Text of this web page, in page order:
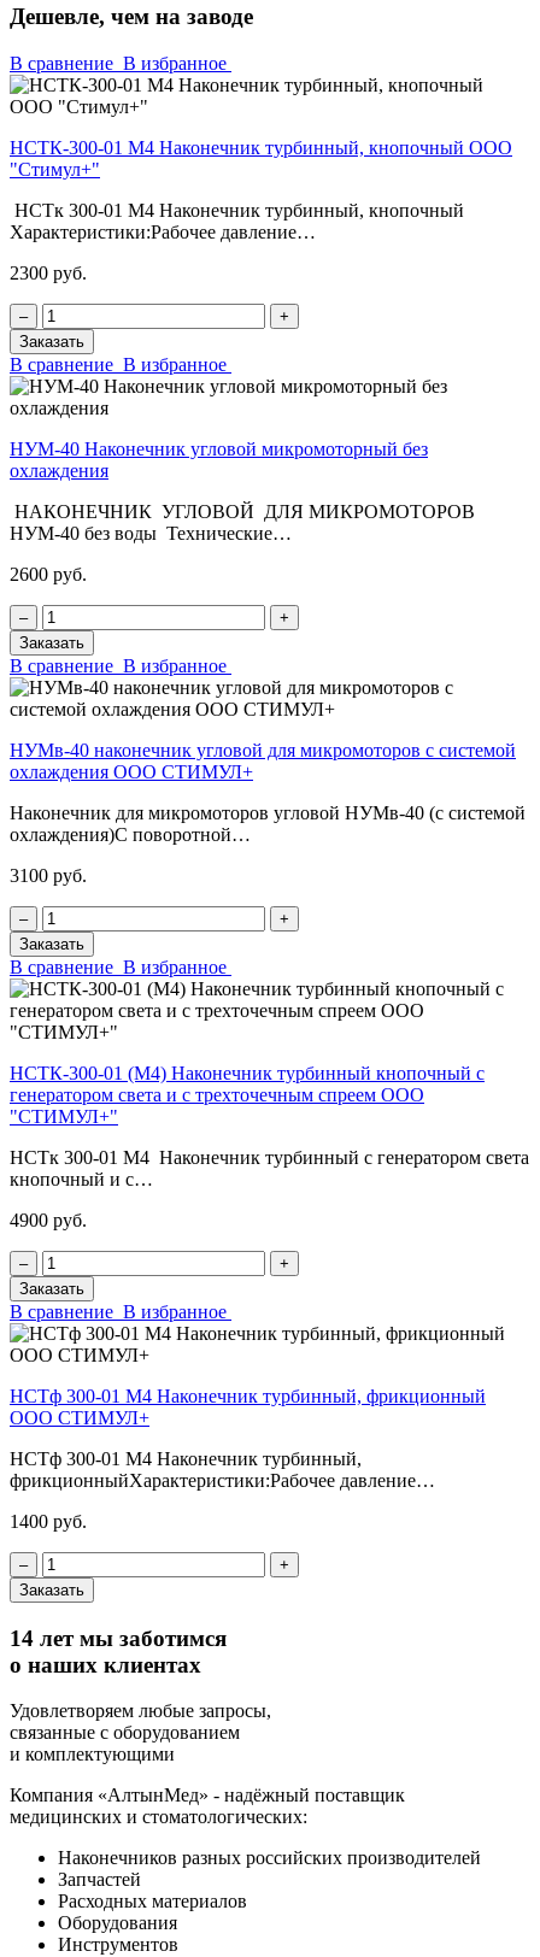
Дешевле, чем на заводе
В сравнение В избранное
НСТК-300-01 М4 Наконечник турбинный, кнопочный ООО
"Стимул+"
НСТк 300-01 М4 Наконечник турбинный, кнопочный
Характеристики:Рабочее давление…
2300 руб.
‒
+
Заказать
В сравнение В избранное
НУМ-40 Наконечник угловой микромоторный без
охлаждения
НАКОНЕЧНИК УГЛОВОЙ ДЛЯ МИКРОМОТОРОВ
НУМ-40 без воды Технические…
2600 руб.
‒
+
Заказать
В сравнение В избранное
НУМв-40 наконечник угловой для микромоторов с системой
охлаждения ООО СТИМУЛ+
Наконечник для микромоторов угловой НУМв-40 (с системой
охлаждения)С поворотной…
3100 руб.
‒
+
Заказать
В сравнение В избранное
НСТК-300-01 (М4) Наконечник турбинный кнопочный с
генератором света и с трехточечным спреем ООО
"СТИМУЛ+"
НСТк 300-01 М4 Наконечник турбинный с генератором света
кнопочный и с…
4900 руб.
‒
+
Заказать
В сравнение В избранное
НСТф 300-01 М4 Наконечник турбинный, фрикционный
ООО СТИМУЛ+
НСТф 300-01 М4 Наконечник турбинный,
фрикционныйХарактеристики:Рабочее давление…
1400 руб.
‒
+
Заказать
14 лет мы заботимся
о наших клиентах
Удовлетворяем любые запросы,
связанные с оборудованием
и комплектующими
Компания «АлтынМед» - надёжный поставщик
медицинских и стоматологических:
Наконечников разных российских производителей
Запчастей
Расходных материалов
Оборудования
Инструментов